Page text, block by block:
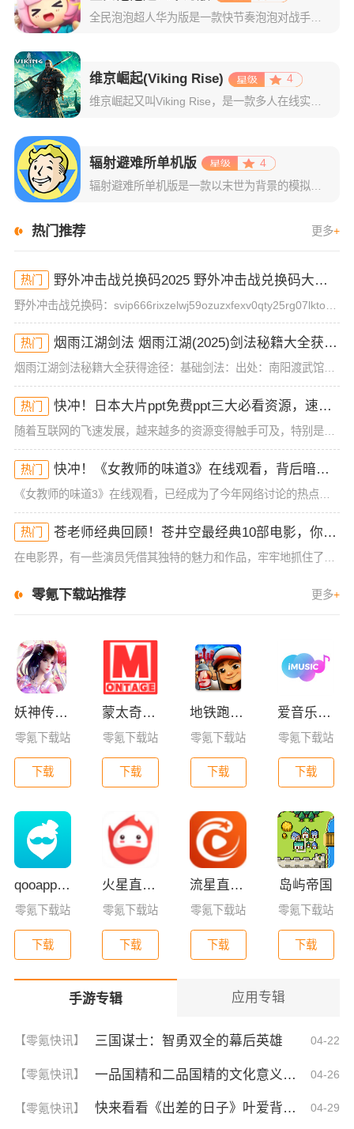
维京崛起(Viking Rise)
4
维京崛起又叫Viking Rise，是一款多人在线实时战争策略游戏，在这里，你将化身为维京部落的领袖，带领族人踏上开拓新大陆的征程。面对未知生物的威胁和其他玩家的竞争，你需要智慧与勇气并存，通过资源掠
辐射避难所单机版
4
辐射避难所单机版是一款以末世为背景的模拟经营策略手游。辐射避难所与以往的辐射系列作品都同样采用核战争后的末世废土背景。而在战争爆发前，政府已预料到这一毁灭性战争的到来，建立了 122 个避难所，每个避
热门推荐 更多+
热门 野外冲击战兑换码2025 野外冲击战兑换码大全(真实有效)
热门 烟雨江湖剑法 烟雨江湖(2025)剑法秘籍大全获得途径
烟雨江湖剑法秘籍大全获得途径：基础剑法：出处：南阳渡武馆品阶：基础武学描述：基础剑法历来是初入江湖的侠士们都会修炼的一套入门剑法，虽然威力不强但胜在简单易学，毫不花哨。第十重(攻击120 招架120)
热门 快冲！日本大片ppt免费ppt三大必看资源，速来抢！
随着互联网的飞速发展，越来越多的资源变得触手可及，特别是在影视、动画等领域，热门内容不断刷新观众的观影体验。今天，我们要分享的内容是关于“日本大片ppt免费ppt”的一些资源，且这些资源并非一般的在线
热门 快冲！《女教师的味道3》在线观看，背后暗藏的秘密你不懂！
热门 苍老师经典回顾！苍井空最经典10部电影，你看过哪几部？
零氪下载站推荐 更多+
妖神传GM版
零氪下载站
下载
蒙太奇影视2025最新版本下载
零氪下载站
下载
地铁跑酷全皮肤版
零氪下载站
下载
爱音乐app下载免费版
零氪下载站
下载
qooapp安卓版
零氪下载站
下载
火星直播2025最新版
零氪下载站
下载
流星直播官方版免费下载
零氪下载站
下载
岛屿帝国
零氪下载站
下载
手游专辑 应用专辑
【零氪快讯】 三国谋士：智勇双全的幕后英雄 04-22
【零氪快讯】 一品国精和二品国精的文化意义！为何他们如此独特？你绝对不知道的深层背景 04-26
【零氪快讯】 快来看看《出差的日子》叶爱背后的深刻故事！竟然让人泪崩的原因 04-29